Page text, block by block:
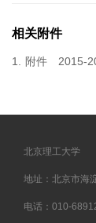
相关附件
1. 附件 2015-
北京理工大学
地址：北京市海
电话：010-